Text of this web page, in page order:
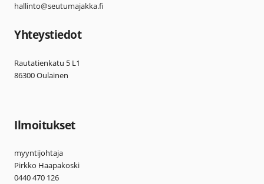
hallinto@seutumajakka.fi
Yhteystiedot
Rautatienkatu 5 L1
86300 Oulainen
Ilmoitukset
myyntijohtaja
Pirkko Haapakoski
0440 470 126